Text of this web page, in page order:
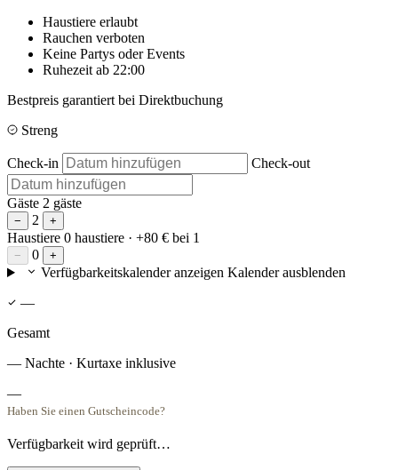
Haustiere erlaubt
Rauchen verboten
Keine Partys oder Events
Ruhezeit ab 22:00
Bestpreis garantiert bei Direktbuchung
Streng
Check-in Check-out
Gäste 2 gäste
− 2 +
Haustiere 0 haustiere · +80 € bei 1
− 0 +
Verfügbarkeitskalender anzeigen Kalender ausblenden
—
Gesamt
— Nachte · Kurtaxe inklusive
—
Haben Sie einen Gutscheincode?
Verfügbarkeit wird geprüft…